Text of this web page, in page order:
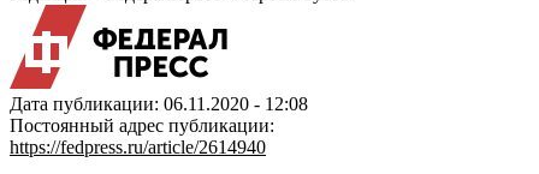
Дата публикации: 06.11.2020 - 12:08
Постоянный адрес публикации:
https://fedpress.ru/article/2614940